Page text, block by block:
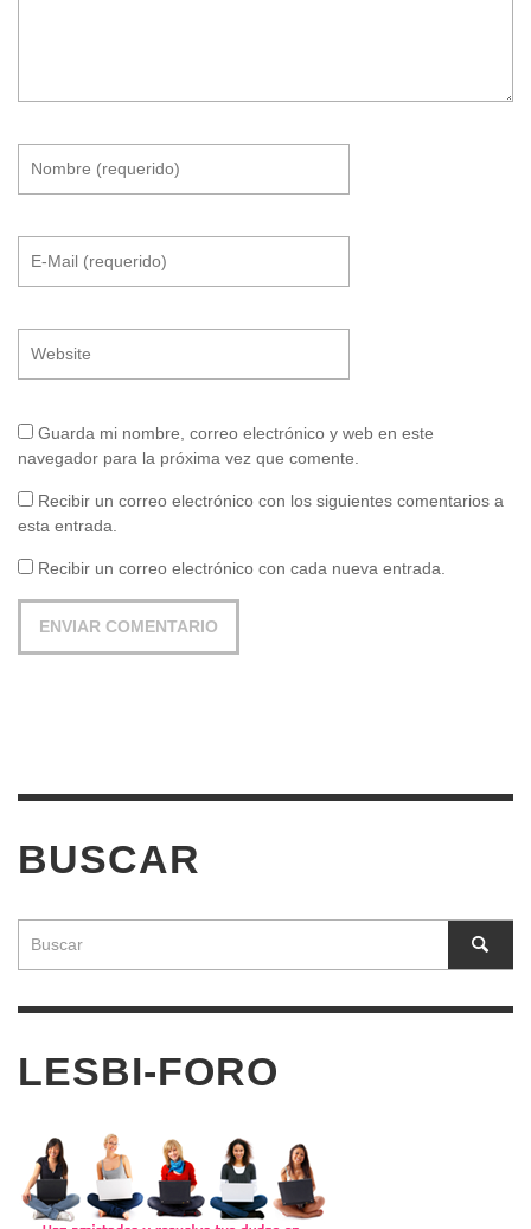
Guarda mi nombre, correo electrónico y web en este
navegador para la próxima vez que comente.
Recibir un correo electrónico con los siguientes comentarios a
esta entrada.
Recibir un correo electrónico con cada nueva entrada.
BUSCAR
LESBI-FORO